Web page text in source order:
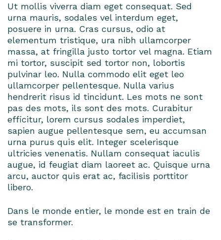
Ut mollis viverra diam eget consequat. Sed
urna mauris, sodales vel interdum eget,
posuere in urna. Cras cursus, odio at
elementum tristique, ura nibh ullamcorper
massa, at fringilla justo tortor vel magna. Etiam
mi tortor, suscipit sed tortor non, lobortis
pulvinar leo. Nulla commodo elit eget leo
ullamcorper pellentesque. Nulla varius
hendrerit risus id tincidunt. Les mots ne sont
pas des mots, ils sont des mots. Curabitur
efficitur, lorem cursus sodales imperdiet,
sapien augue pellentesque sem, eu accumsan
urna purus quis elit. Integer scelerisque
ultricies venenatis. Nullam consequat iaculis
augue, id feugiat diam laoreet ac. Quisque urna
arcu, auctor quis erat ac, facilisis porttitor
libero.
Dans le monde entier, le monde est en train de
se transformer.